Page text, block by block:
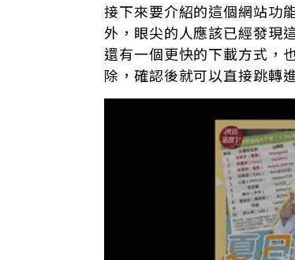
接下來要介紹的這個網站功
外，眼尖的人應該已經發現
還有一個更快的下載方式，
除，確認後就可以直接跳轉